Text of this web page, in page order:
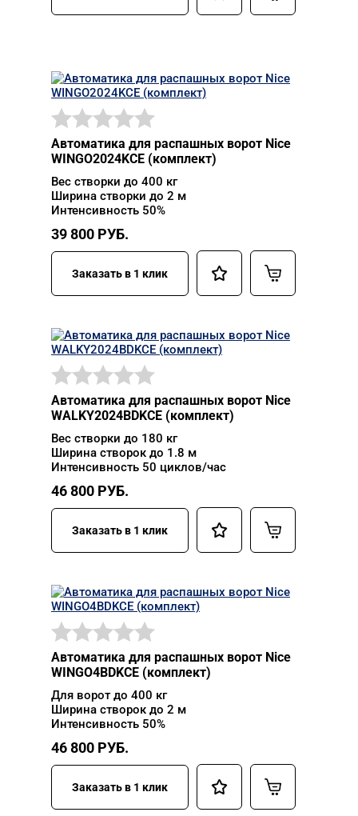
Автоматика для распашных ворот Nice
WINGO2024KCE (комплект)
Вес створки до 400 кг
Ширина створки до 2 м
Интенсивность 50%
39 800 РУБ.
Заказать в 1 клик
Автоматика для распашных ворот Nice
WALKY2024BDKCE (комплект)
Вес створки до 180 кг
Ширина створок до 1.8 м
Интенсивность 50 циклов/час
46 800 РУБ.
Заказать в 1 клик
Автоматика для распашных ворот Nice
WINGO4BDKCE (комплект)
Для ворот до 400 кг
Ширина створок до 2 м
Интенсивность 50%
46 800 РУБ.
Заказать в 1 клик